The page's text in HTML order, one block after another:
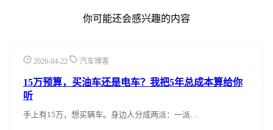
你可能还会感兴趣的内容
2026-04-22 汽车博客
15万预算，买油车还是电车？我把5年总成本算给你
听
手上有15万，想买辆车。身边人分成两派：一派…